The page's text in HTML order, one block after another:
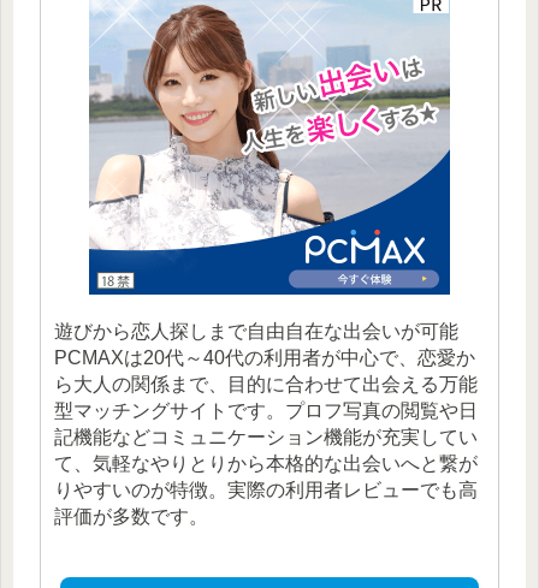
遊びから恋人探しまで自由自在な出会いが可能
PCMAXは20代～40代の利用者が中心で、恋愛か
ら大人の関係まで、目的に合わせて出会える万能
型マッチングサイトです。プロフ写真の閲覧や日
記機能などコミュニケーション機能が充実してい
て、気軽なやりとりから本格的な出会いへと繋が
りやすいのが特徴。実際の利用者レビューでも高
評価が多数です。